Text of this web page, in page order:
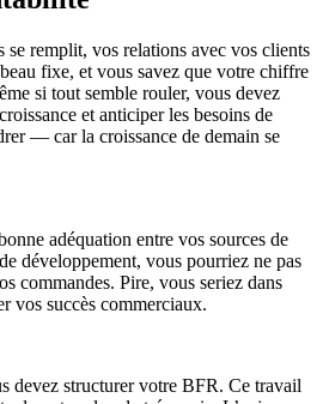
se remplit, vos relations avec vos clients
fixe, et vous savez que votre chiffre
si tout semble rouler, vous devez
et anticiper les besoins de
— car la croissance de demain se
adéquation entre vos sources de
développement, vous pourriez ne pas
commandes. Pire, vous seriez dans
vos succès commerciaux.
devez structurer votre BFR. Ce travail